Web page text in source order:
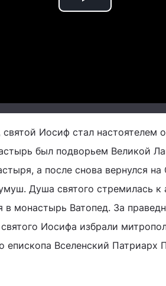
Play
Иосиф стал настоятелем
был подворьем Великой
а после снова вернулся на
Душа святого стремилась
в монастырь Ватопед. За
Иосифа избрали
епископа Вселенский Патриарх